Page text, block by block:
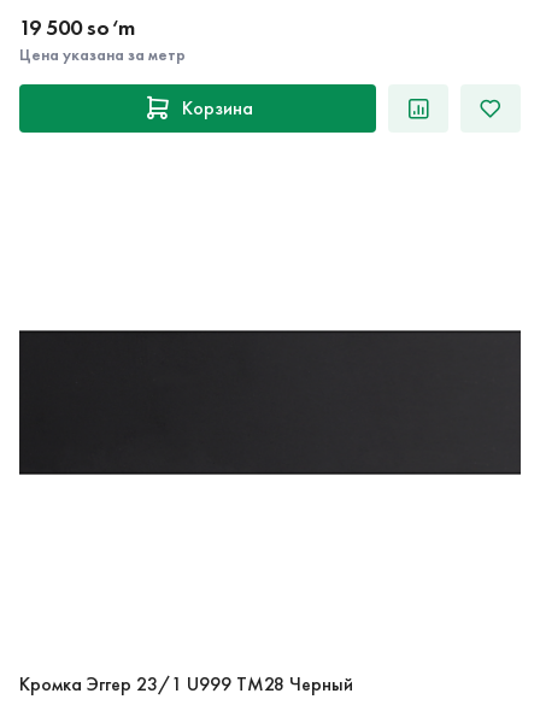
19 500 so‘m
Цена указана за метр
Корзина
Кромка Эггер 23/1 U999 TM28 Черный